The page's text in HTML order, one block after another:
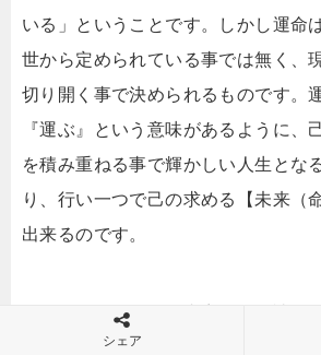
いる」ということです。しかし運命
世から定められている事では無く、
切り開く事で決められるものです。
『運ぶ』という意味があるように、
を積み重ねる事で輝かしい人生とな
り、行い一つで己の求める【未来（
出来るのです。
私がお送りしている内容を、「読む
と思えば、いつでもできます。しか
シェア